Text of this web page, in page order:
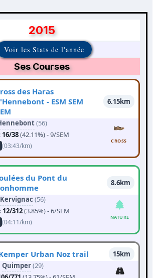
2015
Voir les Stats de l'année
Ses Courses
des Haras
- ESM SEM
6.15km
(56)
16/38(42.11%) - 9/SEM
(03:43/km)
CROSS
du Pont du
8.6km
Kervignac (56)
12/312(3.85%) - 6/SEM
(04:11/km)
NATURE
Urban Noz trail
15km
Quimper(29)